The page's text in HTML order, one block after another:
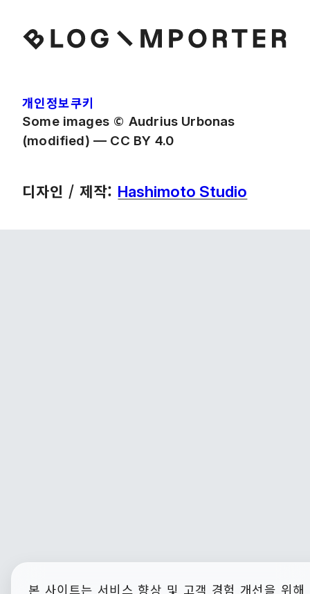
개인정보쿠키
Some images © Audrius Urbonas
(modified) — CC BY 4.0
디자인 / 제작: Hashimoto Studio
본 사이트는 서비스 향상 및 고객 경험 개선을 위해